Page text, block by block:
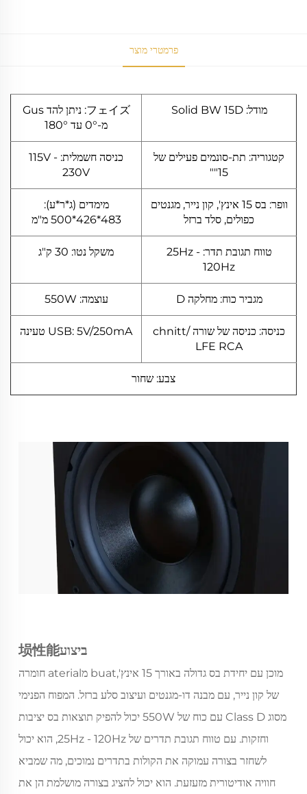
פרמטרי מוצר
מודל: Solid BW 15D
フェイズ: ניתן להד Gus
מ-0° עד 180°
קטגוריה: תת-סונמים פעילים של
15""
כניסה חשמלית: 115V -
230V
וופר: בס 15 אינץ', קון נייר, מגנטים
כפולים, סלד ברזל
מימדים (ג*ר*ע):
483*426*500 מ"מ
טווח תגובת תדר: 25Hz -
120Hz
משקל נטו: 30 ק"ג
מגביר כוח: מחלקה D עוצמה: 550W
כניסה: כניסה של שורה /chnitt
LFE RCA
USB: 5V/250mA טעינה
צבע: שחור
ביצוע埙性能
מוכן עם יחידת בס גדולה באורך 15 אינץ',buat מaterial חומרה
של קון נייר, עם מבנה דו-מגנטים ועיצוב סלע ברזל. המפוח הפנימי
מסוג Class D עם כוח של 550W יכול להפיק תוצאות בס יציבות
וחזקות. עם טווח תגובת תדרים של 25Hz - 120Hz, הוא יכול
לשחזר בצורה עמוקה את הקולות בתדרים נמוכים, מה שמביא
חוויה אודיטורית מזעזעת. הוא יכול להציג בצורה מושלמת הן את